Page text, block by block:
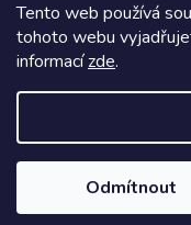
Tento web používá
tohoto webu
informacízde.
Odmítnout
https://
m/pivnipohotovost
Na systému